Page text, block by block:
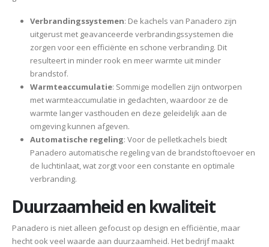
Verbrandingssystemen: De kachels van Panadero zijn
uitgerust met geavanceerde verbrandingssystemen die
zorgen voor een efficiënte en schone verbranding. Dit
resulteert in minder rook en meer warmte uit minder
brandstof.
Warmteaccumulatie: Sommige modellen zijn ontworpen
met warmteaccumulatie in gedachten, waardoor ze de
warmte langer vasthouden en deze geleidelijk aan de
omgeving kunnen afgeven.
Automatische regeling: Voor de pelletkachels biedt
Panadero automatische regeling van de brandstoftoevoer en
de luchtinlaat, wat zorgt voor een constante en optimale
verbranding.
Duurzaamheid en kwaliteit
Panadero is niet alleen gefocust op design en efficiëntie, maar
hecht ook veel waarde aan duurzaamheid. Het bedrijf maakt